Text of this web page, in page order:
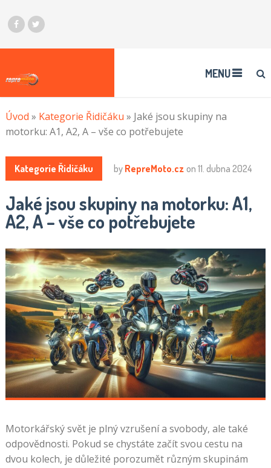
MENU
Úvod » Kategorie Řidičáku » Jaké jsou skupiny na
motorku: A1, A2, A – vše co potřebujete
Kategorie Řidičáku by RepreMoto.cz on 11. dubna 2024
Jaké jsou skupiny na motorku: A1,
A2, A – vše co potřebujete
Motorkářský svět je plný vzrušení a svobody, ale také
odpovědnosti. Pokud se chystáte začít svou cestu na
dvou kolech, je důležité porozumět různým skupinám